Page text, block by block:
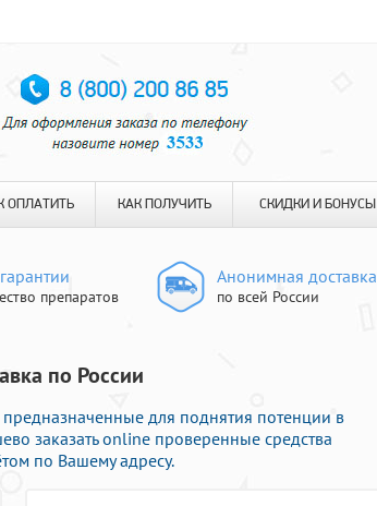
ОПЛАТИТЬ КАК ПОЛУЧИТЬ СКИДКИ И БОНУСЫ
препаратов
Анонимная доставка
по всей России
по России
для поднятия потенции в
заказать online проверенные средства
по Вашему адресу.